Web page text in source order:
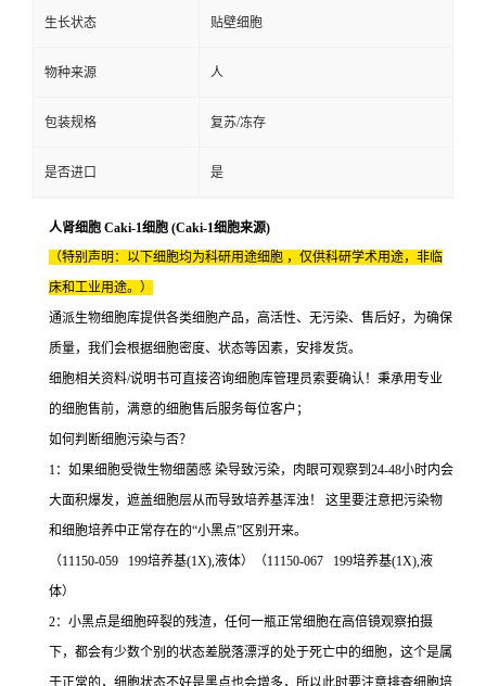
生长状态 贴壁细胞
物种来源 人
包装规格 复苏/冻存
是否进口 是
人肾细胞 Caki-1细胞 (Caki-1细胞来源)
（特别声明：以下细胞均为科研用途细胞 ，仅供科研学术用途，非临
床和工业用途。）
通派生物细胞库提供各类细胞产品，高活性、无污染、售后好，为确保
质量，我们会根据细胞密度、状态等因素，安排发货。
细胞相关资料/说明书可直接咨询细胞库管理员索要确认！秉承用专业
的细胞售前，满意的细胞售后服务每位客户；
如何判断细胞污染与否？
1：如果细胞受微生物细菌感 染导致污染，肉眼可观察到24-48小时内会
大面积爆发，遮盖细胞层从而导致培养基浑浊！ 这里要注意把污染物
和细胞培养中正常存在的“小黑点”区别开来。
（11150-059 199培养基(1X),液体）（11150-067 199培养基(1X),液
体）
2：小黑点是细胞碎裂的残渣，任何一瓶正常细胞在高倍镜观察拍摄
下，都会有少数个别的状态差脱落漂浮的处于死亡中的细胞，这个是属
于正常的，细胞状态不好是黑点也会增多，所以此时要注意排查细胞培